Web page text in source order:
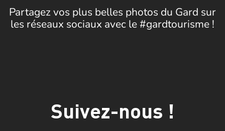
Partagez vos plus belles photos du Gard sur
les réseaux sociaux avec le #gardtourisme !
Suivez-nous !